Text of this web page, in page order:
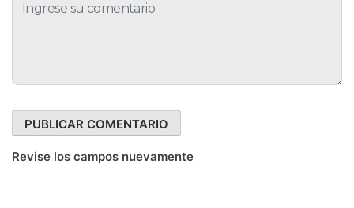
Revise los campos nuevamente